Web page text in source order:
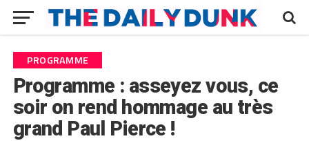
PROGRAMME
Programme : asseyez vous, ce
soir on rend hommage au très
grand Paul Pierce !